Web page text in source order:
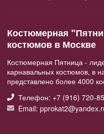
Костюмерная
костюмов в Москве
Костюмерная Пятница -
карнавальных костюмов, в
представлено более 4000
Телефон: +7 (916) 720-
Email: